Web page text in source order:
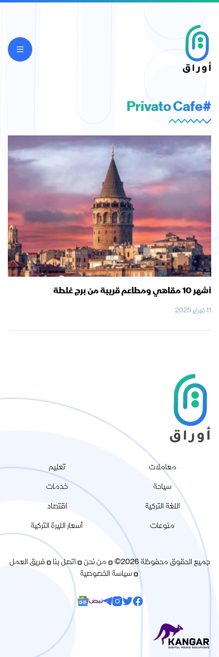
#Privato Cafe
أشهر 10 مقاهي ومطاعم قريبة من برج غلطة
11 فبراير 2025
معاملات
تعليم
سياحة
خدمات
اللغة التركية
اقتصاد
منوعات
أسعار الليرة التركية
جميع الحقوق محفوظة 2026© من نحن اتصل بنا
فريق العمل
سياسة الخصوصية